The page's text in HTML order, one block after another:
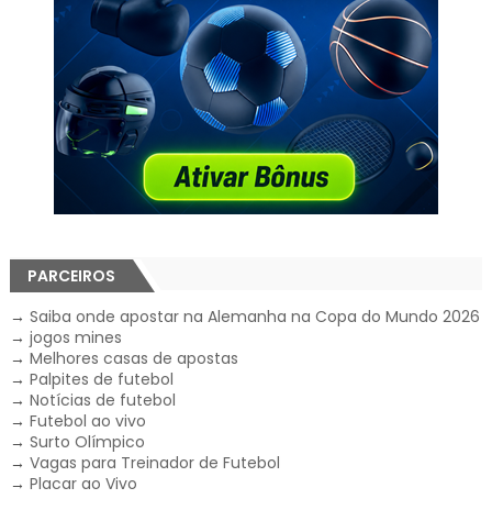
PARCEIROS
→ Saiba onde apostar na Alemanha na Copa do Mundo 2026
→ jogos mines
→ Melhores casas de apostas
→ Palpites de futebol
→ Notícias de futebol
→ Futebol ao vivo
→ Surto Olímpico
→ Vagas para Treinador de Futebol
→ Placar ao Vivo